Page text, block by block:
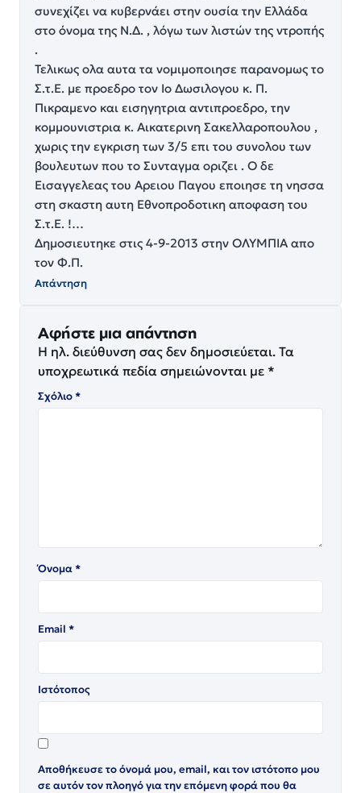
συνεχίζει να κυβερνάει στην ουσία την Ελλάδα
στο όνομα της Ν.Δ. , λόγω των λιστών της ντροπής
.
Τελικως ολα αυτα τα νομιμοποιησε παρανομως το
Σ.τ.Ε. με προεδρο τον Ιο Δωσιλογου κ. Π.
Πικραμενο και εισηγητρια αντιπροεδρο, την
κομμουνιστρια κ. Αικατερινη Σακελλαροπουλου ,
χωρις την εγκριση των 3/5 επι του συνολου των
βουλευτων που το Συνταγμα οριζει . Ο δε
Εισαγγελεας του Αρειου Παγου εποιησε τη νησσα
στη σκαστη αυτη Εθνοπροδοτικη αποφαση του
Σ.τ.Ε. !…
Δημοσιευτηκε στις 4-9-2013 στην ΟΛΥΜΠΙΑ απο
τον Φ.Π.
Απάντηση
Αφήστε μια απάντηση
Η ηλ. διεύθυνση σας δεν δημοσιεύεται. Τα
υποχρεωτικά πεδία σημειώνονται με *
Σχόλιο*
Όνομα*
Email *
Ιστότοπος
Αποθήκευσε το όνομά μου, email, και τον ιστότοπο μου
σε αυτόν τον πλοηγό για την επόμενη φορά που θα